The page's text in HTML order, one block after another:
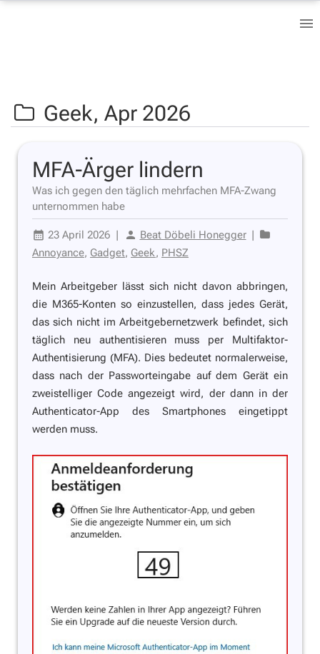
Geek, Apr 2026
MFA-Ärger lindern
Was ich gegen den täglich mehrfachen MFA-Zwang
unternommen habe
23 April 2026 | Beat Döbeli Honegger |
Annoyance, Gadget, Geek, PHSZ
Mein Arbeitgeber lässt sich nicht davon abbringen,
die M365-Konten so einzustellen, dass jedes Gerät,
das sich nicht im Arbeitgebernetzwerk befindet, sich
täglich neu authentisieren muss per Multifaktor-
Authentisierung (MFA). Dies bedeutet normalerweise,
dass nach der Passworteingabe auf dem Gerät ein
zweistelliger Code angezeigt wird, der dann in der
Authenticator-App des Smartphones eingetippt
werden muss.